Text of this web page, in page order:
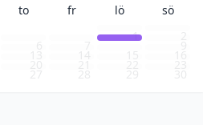
to fr lö
sö
1
8